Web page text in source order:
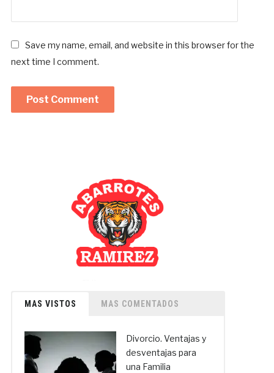
Save my name, email, and website in this browser for the
next time I comment.
MAS VISTOS MAS COMENTADOS
Divorcio. Ventajas y
desventajas para
una Familia